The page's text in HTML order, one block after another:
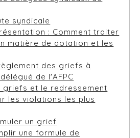
syndicale
: Comment traiter
matière de dotation et les
des griefs à
de l'AFPC
griefs et le redressement
les violations les plus
un grief
une formule de